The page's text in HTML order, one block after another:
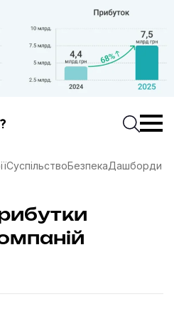
про суспільні даніПочати
СуспільствоБезпекаДашборди